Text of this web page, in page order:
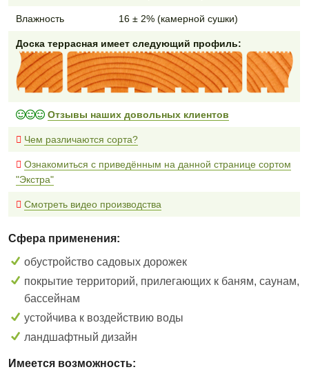
Влажность 16 ± 2% (камерной сушки)
Доска террасная имеет следующий профиль:
Отзывы наших довольных клиентов
Чем различаются сорта?
Ознакомиться с приведённым на данной странице сортом
"Экстра"
Смотреть видео производства
Сфера применения:
обустройство садовых дорожек
покрытие территорий, прилегающих к баням, саунам,
бассейнам
устойчива к воздействию воды
ландшафтный дизайн
Имеется возможность: